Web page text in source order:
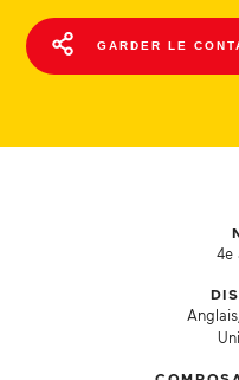
GARDER LE
4e